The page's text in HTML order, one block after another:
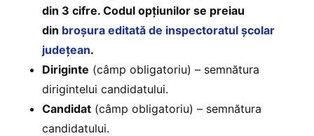
din 3 cifre. Codul opţiunilor se preiau
din broşura editată de inspectoratul şcolar
judeţean.
Diriginte (câmp obligatoriu) – semnătura
dirigintelui candidatului.
Candidat (câmp obligatoriu) – semnătura
candidatului.